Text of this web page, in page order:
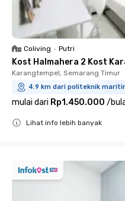
Coliving • Putri
Kost Halmahera 2 Kost
Karangtempel, Semarang Timur
4.9 km dari politeknik
mulai dari Rp1.450.000 /
Lihat info lebih banyak